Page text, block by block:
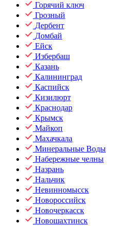
Горячий ключ
Грозный
Дербент
Домбай
Ейск
Избербаш
Казань
Калининград
Каспийск
Кизилюрт
Краснодар
Крымск
Майкоп
Махачкала
Минеральные Воды
Набережные челны
Назрань
Нальчик
Невинномысск
Новороссийск
Новочеркасск
Новошахтинск